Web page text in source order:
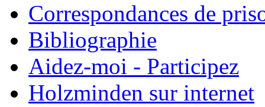
Correspondances de
Bibliographie
Aidez-moi - Participez
Holzminden sur internet